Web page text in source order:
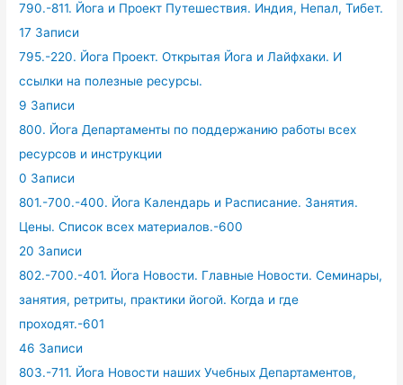
790.-811. Йога и Проект Путешествия. Индия, Непал, Тибет.
17 Записи
795.-220. Йога Проект. Открытая Йога и Лайфхаки. И
ссылки на полезные ресурсы.
9 Записи
800. Йога Департаменты по поддержанию работы всех
ресурсов и инструкции
0 Записи
801.-700.-400. Йога Календарь и Расписание. Занятия.
Цены. Список всех материалов.-600
20 Записи
802.-700.-401. Йога Новости. Главные Новости. Семинары,
занятия, ретриты, практики йогой. Когда и где
проходят.-601
46 Записи
803.-711. Йога Новости наших Учебных Департаментов,